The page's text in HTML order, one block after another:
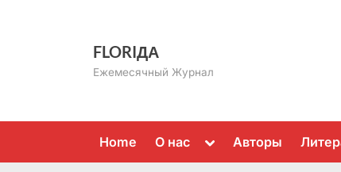
FLORIДА
Ежемесячный Журнал
Home О нас
Toggle
menu
Авторы